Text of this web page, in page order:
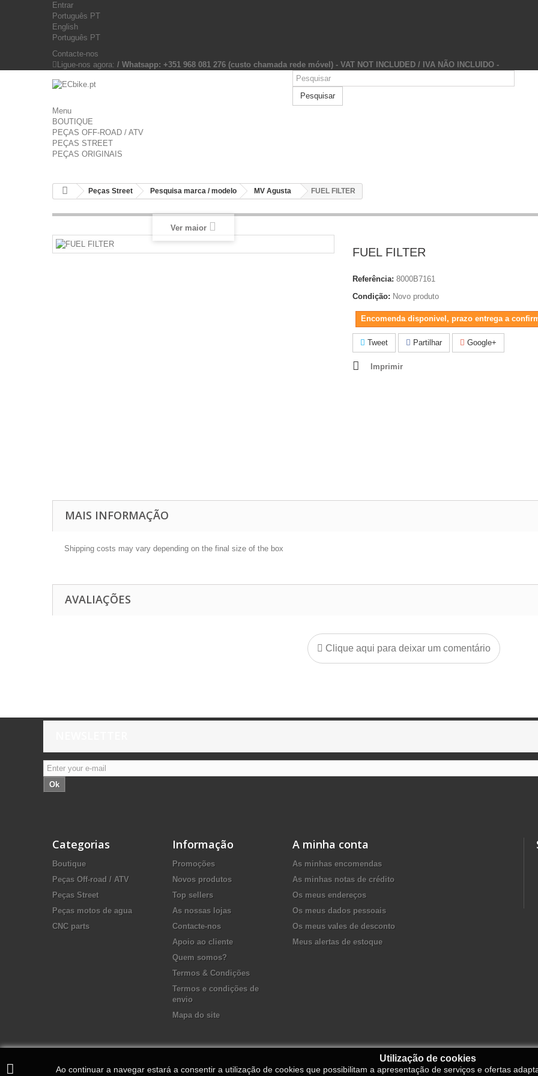
Entrar
Português PT
English
Português PT
Contacte-nos
Ligue-nos agora: / Whatsapp: +351 968 081 276 (custo chamada rede móvel) - VAT NOT INCLUDED / IVA NÃO INCLUIDO -
Pesquisar
Menu
BOUTIQUE
PEÇAS OFF-ROAD / ATV
PEÇAS STREET
PEÇAS ORIGINAIS
Peças Street Pesquisa marca / modelo MV Agusta FUEL FILTER
Ver maior
FUEL FILTER
Referência: 8000B7161
Condição: Novo produto
Encomenda disponivel, prazo entrega a
Tweet Partilhar Google+
Imprimir
MAIS INFORMAÇÃO
Shipping costs may vary depending on the final size of the box
AVALIAÇÕES
Clique aqui para deixar um comentário
Ok
Categorias
Boutique
Peças Off-road / ATV
Peças Street
Peças motos de agua
CNC parts
Informação
Promoções
Novos produtos
Top sellers
As nossas lojas
Contacte-nos
Apoio ao cliente
Quem somos?
Termos & Condições
Termos e condições de
envio
Mapa do site
A minha conta
As minhas encomendas
As minhas notas de crédito
Os meus endereços
Os meus dados pessoais
Os meus vales de desconto
Meus alertas de estoque
Utilização de cookies
Ao continuar a navegar estará a consentir a utilização de cookies que possibilitam a apresentação de serviços e ofertas